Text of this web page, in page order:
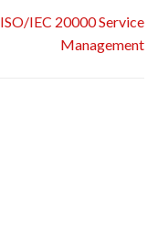
ISO/IEC 20000 Service
Management